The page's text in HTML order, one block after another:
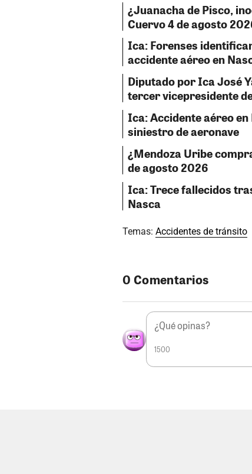
¿Juanacha de Pisco,
Cuervo 4 de agosto
Ica: Forenses
accidente aéreo en
Diputado por Ica José
tercer vicepresidente
Ica: Accidente aéreo
siniestro de aeronave
¿Mendoza Uribe
de agosto 2026
Ica: Trece fallecidos
Nasca
Temas: Accidentes de tránsito
0 Comentarios
1500